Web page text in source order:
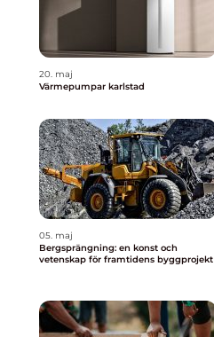
20. maj
Värmepumpar karlstad
05. maj
Bergsprängning: en konst och
vetenskap för framtidens byggprojekt